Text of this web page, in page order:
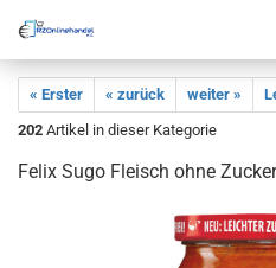
« Erster « zurück weiter »
202 Artikel in dieser Kategorie
Felix Sugo Fleisch ohne